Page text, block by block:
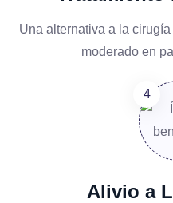
Una alternativa a la
moderado en
Alivio a